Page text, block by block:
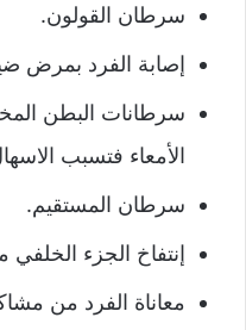
سرطان القولون.
إصابة الفرد بمرض
سرطانات البطن
الأمعاء فتسبب
سرطان المستقيم.
إنتفاخ الجزء
معاناة الفرد من